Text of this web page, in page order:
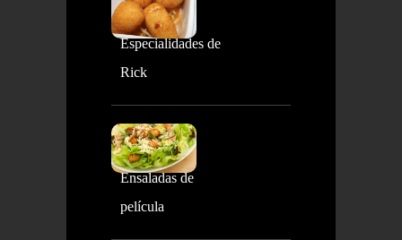
Especialidades de
Rick
Ensaladas de
película